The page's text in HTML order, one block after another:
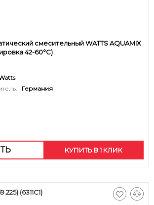
смесительный WATTS AQUAMIX
42-60°C)
Германия
КУПИТЬ В 1 КЛИК
(6311C1)